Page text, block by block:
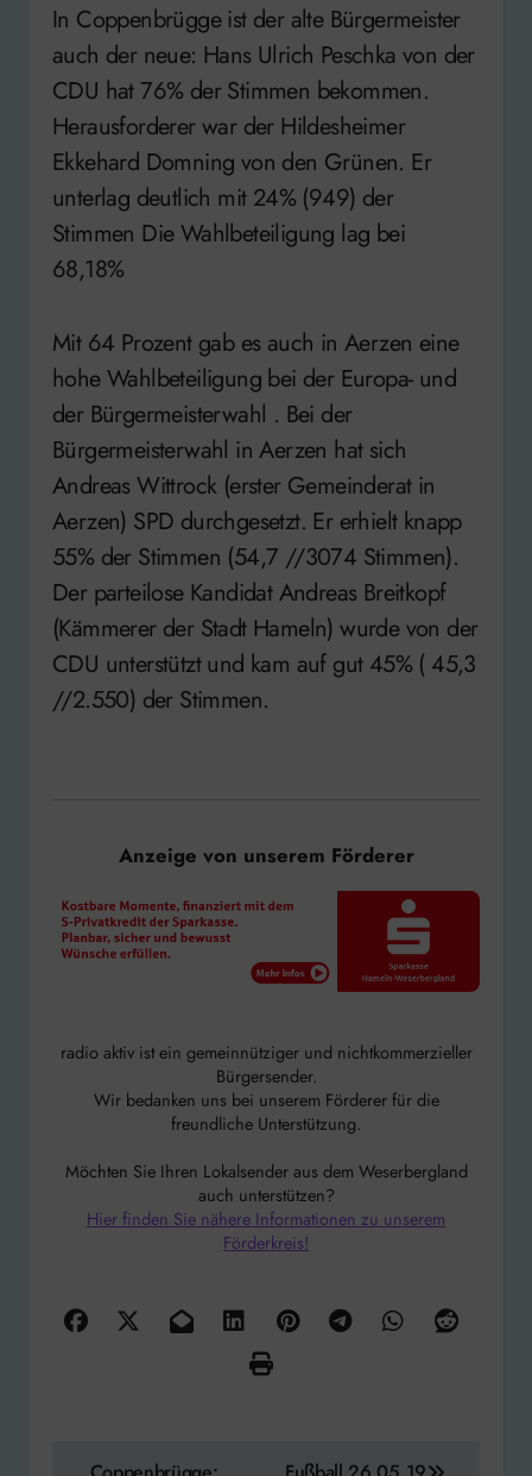
In Coppenbrügge ist der alte Bürgermeister
auch der neue: Hans Ulrich Peschka von der
CDU hat 76% der Stimmen bekommen.
Herausforderer war der Hildesheimer
Ekkehard Domning von den Grünen. Er
unterlag deutlich mit 24% (949) der
Stimmen Die Wahlbeteiligung lag bei
68,18%
Mit 64 Prozent gab es auch in Aerzen eine
hohe Wahlbeteiligung bei der Europa- und
der Bürgermeisterwahl . Bei der
Bürgermeisterwahl in Aerzen hat sich
Andreas Wittrock (erster Gemeinderat in
Aerzen) SPD durchgesetzt. Er erhielt knapp
55% der Stimmen (54,7 //3074 Stimmen).
Der parteilose Kandidat Andreas Breitkopf
(Kämmerer der Stadt Hameln) wurde von der
CDU unterstützt und kam auf gut 45% ( 45,3
//2.550) der Stimmen.
Anzeige von unserem Förderer
radio aktiv ist ein gemeinnütziger und nichtkommerzieller
Bürgersender.
Wir bedanken uns bei unserem Förderer für die
freundliche Unterstützung.
Möchten Sie Ihren Lokalsender aus dem Weserbergland
auch unterstützen?
Hier finden Sie nähere Informationen zu unserem
Förderkreis!
Beitragsnavigation